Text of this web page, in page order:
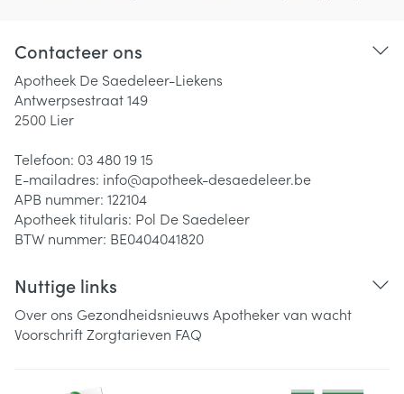
Contacteer ons
Apotheek De Saedeleer-Liekens
Antwerpsestraat 149
2500 Lier
Telefoon: 03 480 19 15
E-mailadres: info@apotheek-desaedeleer.be
APB nummer: 122104
Apotheek titularis: Pol De Saedeleer
BTW nummer: BE0404041820
Nuttige links
Over ons Gezondheidsnieuws Apotheker van wacht
VoorschriftZorgtarieven FAQ